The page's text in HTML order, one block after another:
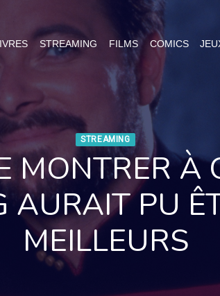
STREAMING FILMS COMICS
STREAMING
MONTRER À
AURAIT PU
MEILLEURS